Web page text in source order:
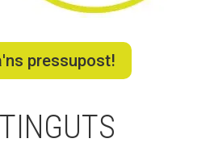
pressupost!